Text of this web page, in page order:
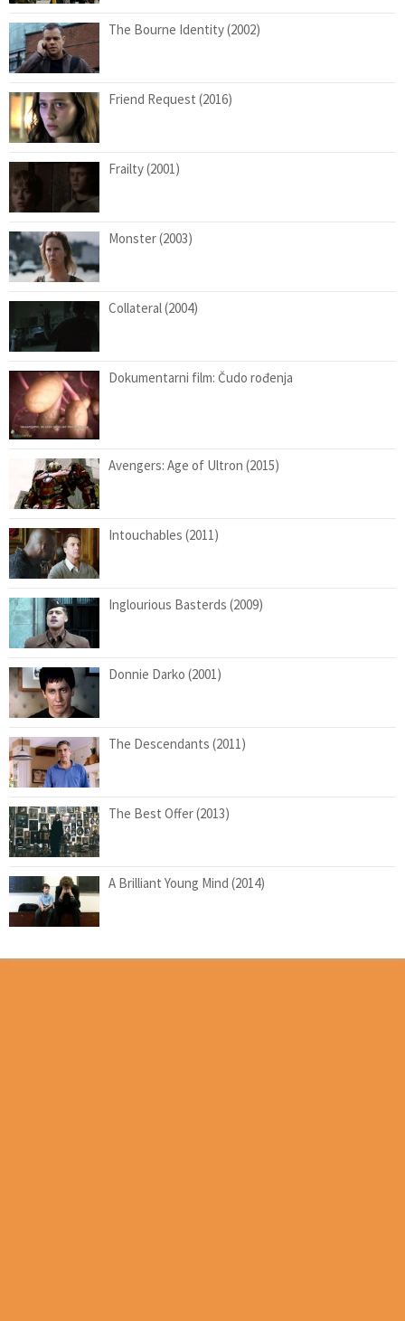
The Bourne Identity (2002)
Friend Request (2016)
Frailty (2001)
Monster (2003)
Collateral (2004)
Dokumentarni film: Čudo rođenja
Avengers: Age of Ultron (2015)
Intouchables (2011)
Inglourious Basterds (2009)
Donnie Darko (2001)
The Descendants (2011)
The Best Offer (2013)
A Brilliant Young Mind (2014)